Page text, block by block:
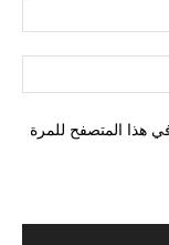
هذا المتصفح للمرة